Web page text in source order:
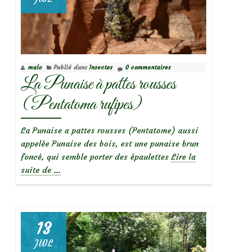
malo Publié dans Insectes 0 commentaires
La Punaise à pattes rousses
(Pentatoma rufipes)
La Punaise a pattes rousses (Pentatome) aussi
appelée Punaise des bois, est une punaise brun
foncé, qui semble porter des épaulettes Lire la
suite de
pattes
rousses
…
13
JUIL